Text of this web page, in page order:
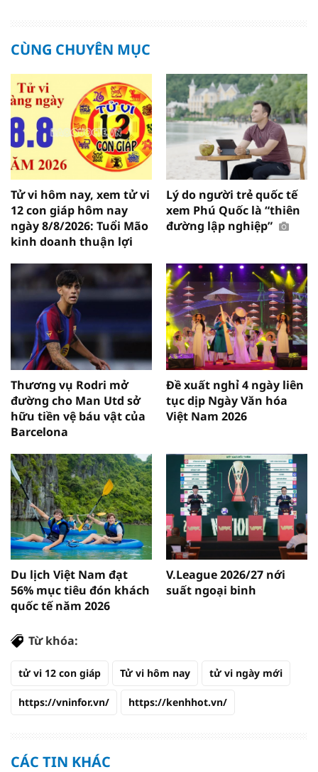
CÙNG CHUYÊN MỤC
Tử vi hôm nay, xem tử vi
12 con giáp hôm nay
ngày 8/8/2026: Tuổi Mão
kinh doanh thuận lợi
Lý do người trẻ quốc tế
xem Phú Quốc là “thiên
đường lập nghiệp”
Thương vụ Rodri mở
đường cho Man Utd sở
hữu tiền vệ báu vật của
Barcelona
Đề xuất nghỉ 4 ngày liên
tục dịp Ngày Văn hóa
Việt Nam 2026
Du lịch Việt Nam đạt
56% mục tiêu đón khách
quốc tế năm 2026
V.League 2026/27 nới
suất ngoại binh
Từ khóa:
tử vi 12 con giáp Tử vi hôm nay tử vi ngày mới
https://vninfor.vn/ https://kenhhot.vn/
CÁC TIN KHÁC